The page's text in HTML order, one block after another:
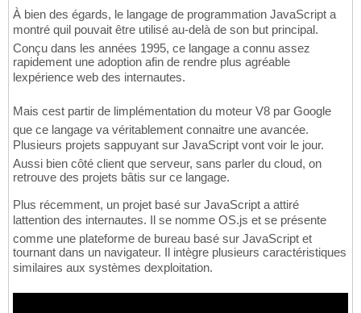
À bien des égards, le langage de programmation JavaScript a
montré quil pouvait être utilisé au-delà de son but principal.
Conçu dans les années 1995, ce langage a connu assez
rapidement une adoption afin de rendre plus agréable
lexpérience web des internautes.
Mais cest partir de limplémentation du moteur V8 par Google
que ce langage va véritablement connaitre une avancée.
Plusieurs projets sappuyant sur JavaScript vont voir le jour.
Aussi bien côté client que serveur, sans parler du cloud, on
retrouve des projets bâtis sur ce langage.
Plus récemment, un projet basé sur JavaScript a attiré
lattention des internautes. Il se nomme OS.js et se présente
comme une plateforme de bureau basé sur JavaScript et
tournant dans un navigateur. Il intègre plusieurs caractéristiques
similaires aux systèmes dexploitation.